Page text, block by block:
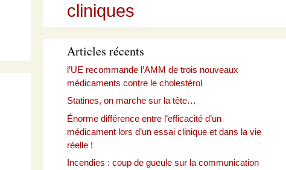
cliniques
Articles récents
l’UE recommande l’AMM de trois nouveaux
médicaments contre le cholestérol
Statines, on marche sur la tête…
Énorme différence entre l’efficacité d’un
médicament lors d’un essai clinique et dans la vie
réelle !
Incendies : coup de gueule sur la communication